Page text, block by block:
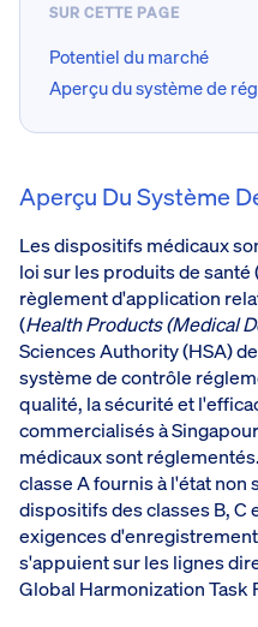
SUR CETTE PAGE
Potentiel du marché
Aperçu du système de
Aperçu Du Système
Les dispositifs médicaux
loi sur les produits de santé
règlement d'application
(Health Products (Medical
Sciences Authority (HSA)
système de contrôle
qualité, la sécurité et
commercialisés à
médicaux sont
classe A fournis à l'état
dispositifs des classes B, C
exigences
s'appuient sur les lignes
Global Harmonization Task